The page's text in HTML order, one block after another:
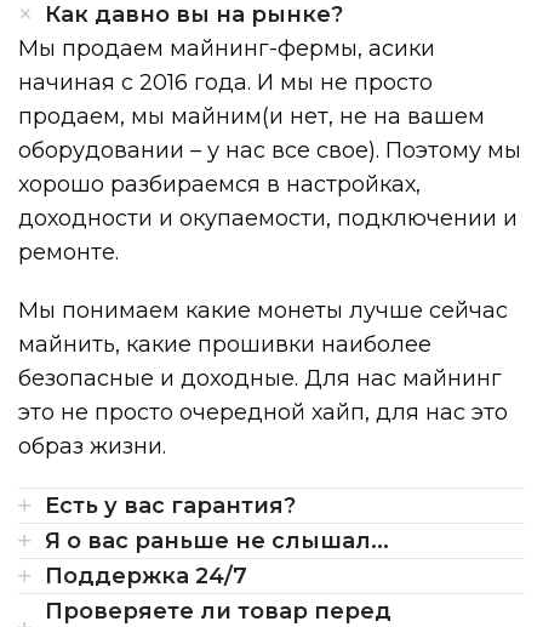
Как давно вы на рынке?
Мы продаем майнинг-фермы, асики
начиная с 2016 года. И мы не просто
продаем, мы майним(и нет, не на вашем
оборудовании – у нас все свое). Поэтому мы
хорошо разбираемся в настройках,
доходности и окупаемости, подключении и
ремонте.
Мы понимаем какие монеты лучше сейчас
майнить, какие прошивки наиболее
безопасные и доходные. Для нас майнинг
это не просто очередной хайп, для нас это
образ жизни.
Есть у вас гарантия?
Я о вас раньше не слышал...
Поддержка 24/7
Проверяете ли товар перед